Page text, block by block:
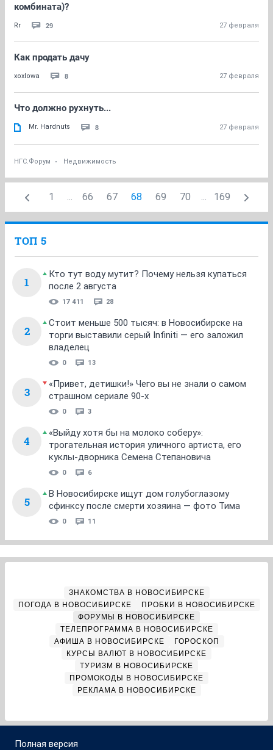
комбината)?
Rr 29 27 февраля
Как продать дачу
xoxlowa 8 27 февраля
Что должно рухнуть...
Mr. Hardnuts 8 27 февраля
НГС.Форум Недвижимость
1 ... 66 67 68 69 70 ... 169
ТОП 5
1
Кто тут воду мутит? Почему нельзя купаться
после 2 августа
17 411 28
2
Стоит меньше 500 тысяч: в Новосибирске на
торги выставили серый Infiniti — его заложил
владелец
0 13
3
«Привет, детишки!» Чего вы не знали о самом
страшном сериале 90-х
0 3
4
«Выйду хотя бы на молоко соберу»:
трогательная история уличного артиста, его
куклы-дворника Семена Степановича
0 6
5
В Новосибирске ищут дом голубоглазому
сфинксу после смерти хозяина — фото Тима
0 11
ЗНАКОМСТВА В НОВОСИБИРСКЕ
ПОГОДА В НОВОСИБИРСКЕ
ПРОБКИ В НОВОСИБИРСКЕ
ФОРУМЫ В НОВОСИБИРСКЕ
ТЕЛЕПРОГРАММА В НОВОСИБИРСКЕ
АФИША В НОВОСИБИРСКЕ
ГОРОСКОП
КУРСЫ ВАЛЮТ В НОВОСИБИРСКЕ
ТУРИЗМ В НОВОСИБИРСКЕ
ПРОМОКОДЫ В НОВОСИБИРСКЕ
РЕКЛАМА В НОВОСИБИРСКЕ
Полная версия